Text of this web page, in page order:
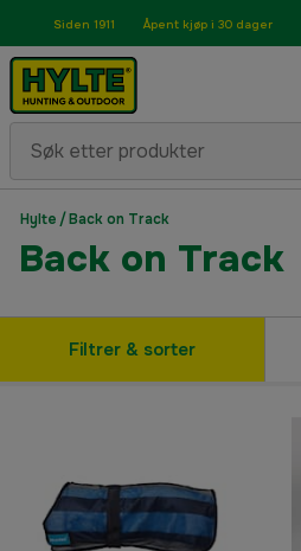
Siden 1911 Åpent kjøp i 30 dager
Hylte /Back on Track
Back on Track
Filtrer & sorter